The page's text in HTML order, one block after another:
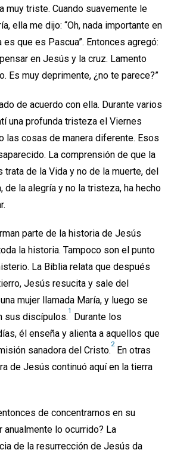
muy triste. Cuando suavemente le
ella me dijo: “Oh, nada importante en
que es Pascua”. Entonces agregó:
en Jesús y la cruz. Lamento
Es muy deprimente, ¿no te parece?”
de acuerdo con ella. Durante varios
una profunda tristeza el Viernes
las cosas de manera diferente. Esos
La comprensión de que la
de la Vida y no de la muerte, del
de la alegría y no la tristeza, ha hecho
parte de la historia de Jesús
la historia. Tampoco son el punto
La Biblia relata que después
Jesús resucita y sale del
mujer llamada María, y luego se
sus discípulos.
1
Durante los
él enseña y alienta a aquellos que
sanadora del Cristo.
2
En otras
de Jesús continuó aquí en la tierra
de concentrarnos en su
anualmente lo ocurrido? La
de la resurrección de Jesús da